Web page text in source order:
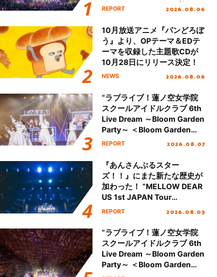
動を経てファイナルを迎える
REPORT 2026.08.06
10月放送アニメ『パンどろぼ
う』より、OPテーマ＆EDテ
ーマを収録した主題歌CDが
10月28日にリリース決定！
NEWS 2026.08.06
“ラブライブ！蓮ノ空女学院
スクールアイドルクラブ 6th
Live Dream ～Bloom Garden
Party～ ＜Bloom Garden
Party Stage／埼玉公演＞”
REPORT 2026.08.07
『あんさんぶるスター
ズ！！』にまた新たな歴史が
加わった！ “MELLOW DEAR
US 1st JAPAN Tour
Final「NICE to meet YOU
ート!!
REPORT 2026.08.03
“ラブライブ！蓮ノ空女学院
スクールアイドルクラブ 6th
Live Dream ～Bloom Garden
Party～ ＜Bloom Garden
Party Stage／埼玉公演＞”